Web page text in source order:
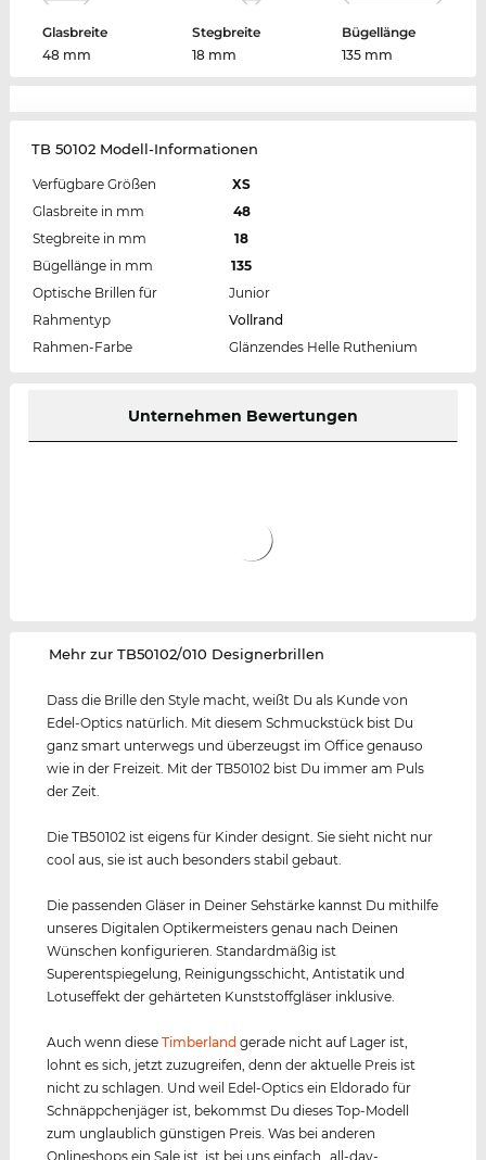
Glasbreite
48 mm
Stegbreite
18 mm
Bügellänge
135 mm
TB 50102 Modell-Informationen
Verfügbare Größen
XS
Glasbreite in mm
48
Stegbreite in mm
18
Bügellänge in mm
135
Optische Brillen für
Junior
Rahmentyp
Vollrand
Rahmen-Farbe
Glänzendes Helle Ruthenium
Unternehmen Bewertungen
‌Mehr zur TB50102/010 Designerbrillen
Dass die Brille den Style macht, weißt Du als Kunde von
Edel-Optics natürlich. Mit diesem Schmuckstück bist Du
ganz smart unterwegs und überzeugst im Office genauso
wie in der Freizeit. Mit der TB50102 bist Du immer am Puls
der Zeit.
Die TB50102 ist eigens für Kinder designt. Sie sieht nicht nur
cool aus, sie ist auch besonders stabil gebaut.
Die passenden Gläser in Deiner Sehstärke kannst Du mithilfe
unseres Digitalen Optikermeisters genau nach Deinen
Wünschen konfigurieren. Standardmäßig ist
Superentspiegelung, Reinigungsschicht, Antistatik und
Lotuseffekt der gehärteten Kunststoffgläser inklusive.
Auch wenn dieseTimberland gerade nicht auf Lager ist,
lohnt es sich, jetzt zuzugreifen, denn der aktuelle Preis ist
nicht zu schlagen. Und weil Edel-Optics ein Eldorado für
Schnäppchenjäger ist, bekommst Du dieses Top-Modell
zum unglaublich günstigen Preis. Was bei anderen
Onlineshops ein Sale ist, ist bei uns einfach „all-day-